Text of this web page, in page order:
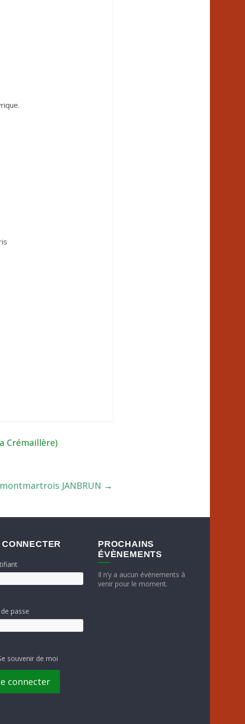
Crémaillère)
JANBRUN →
passe
souvenir de moi
connecter
PROCHAINS
ÉVÈNEMENTS
Il n’y a aucun évènements à
venir pour le moment.